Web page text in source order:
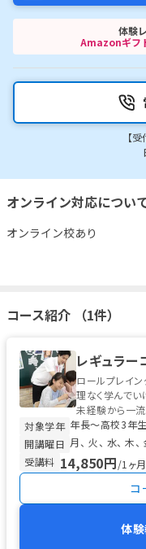
体験
Amazonギフ
【
オンライン対応につい
オンライン校あり
コース紹介 （1件）
レギュラー
ロールプレイ
理なく学んでい
未経験から一流
対象学年 年長〜高校3年生
開講曜日 月 火 水 木
受講料 14,850円/1ヶ月
コ
体